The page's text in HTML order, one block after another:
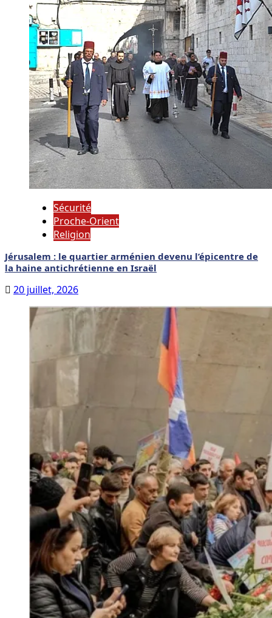
Sécurité
Proche-Orient
Religion
Jérusalem : le quartier arménien devenu l’épicentre de
la haine antichrétienne en Israël
20 juillet, 2026